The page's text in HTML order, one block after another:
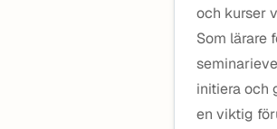
och kurser
Som lärare
initiera och
en viktig